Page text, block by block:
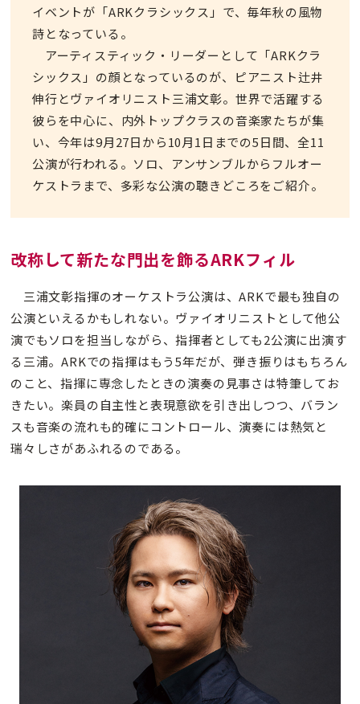
イベントが「ARKクラシックス」で、毎年秋の風物
詩となっている。
アーティスティック・リーダーとして「ARKクラ
シックス」の顔となっているのが、ピアニスト辻井
伸行とヴァイオリニスト三浦文彰。世界で活躍する
彼らを中心に、内外トップクラスの音楽家たちが集
い、今年は9月27日から10月1日までの5日間、全11
公演が行われる。ソロ、アンサンブルからフルオー
ケストラまで、多彩な公演の聴きどころをご紹介。
改称して新たな門出を飾るARKフィル
三浦文彰指揮のオーケストラ公演は、ARKで最も独自の
公演といえるかもしれない。ヴァイオリニストとして他公
演でもソロを担当しながら、指揮者としても2公演に出演す
る三浦。ARKでの指揮はもう5年だが、弾き振りはもちろん
のこと、指揮に専念したときの演奏の見事さは特筆してお
きたい。楽員の自主性と表現意欲を引き出しつつ、バラン
スも音楽の流れも的確にコントロール、演奏には熱気と
瑞々しさがあふれるのである。